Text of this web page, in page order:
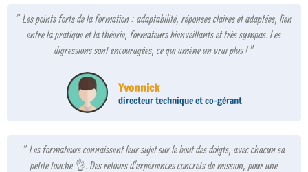
" Les points forts de la formation : adaptabilité, réponses claires et adaptées, lien
entre la pratique et la théorie, formateurs bienveillants et très sympas. Les
digressions sont encouragées, ce qui amène un vrai plus ! "
Yvonnick
directeur technique et co-gérant
" Les formateurs connaissent leur sujet sur le bout des doigts, avec chacun sa
petite touche 👌. Des retours d'expériences concrets de mission, pour une